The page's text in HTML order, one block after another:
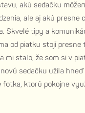
akú sedačku
ale aj akú presne
Skvelé tipy a
od piatku stojí presne
mi stalo, že som si v
sedačku užila
fotka, ktorú pokojne